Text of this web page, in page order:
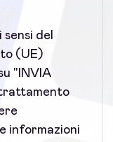
sensi del
(UE)
"INVIA
trattamento
informazioni